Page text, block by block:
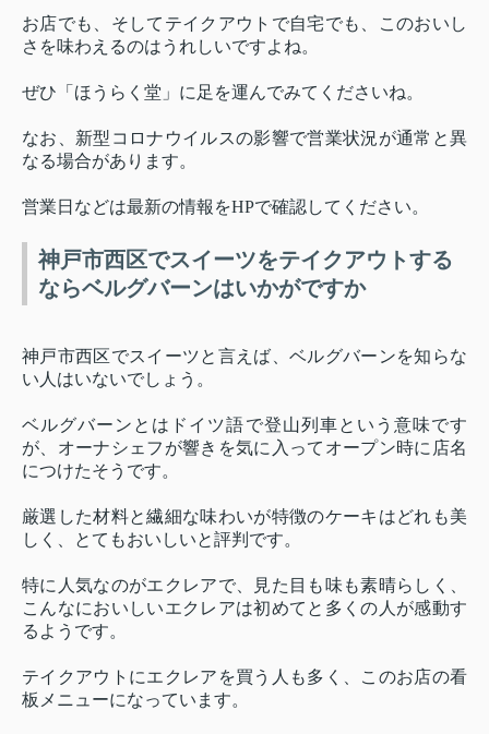
お店でも、そしてテイクアウトで自宅でも、このおいし
さを味わえるのはうれしいですよね。
ぜひ「ほうらく堂」に足を運んでみてくださいね。
なお、新型コロナウイルスの影響で営業状況が通常と異
なる場合があります。
営業日などは最新の情報をHPで確認してください。
神戸市西区でスイーツをテイクアウトする
ならベルグバーンはいかがですか
神戸市西区でスイーツと言えば、ベルグバーンを知らな
い人はいないでしょう。
ベルグバーンとはドイツ語で登山列車という意味です
が、オーナシェフが響きを気に入ってオープン時に店名
につけたそうです。
厳選した材料と繊細な味わいが特徴のケーキはどれも美
しく、とてもおいしいと評判です。
特に人気なのがエクレアで、見た目も味も素晴らしく、
こんなにおいしいエクレアは初めてと多くの人が感動す
るようです。
テイクアウトにエクレアを買う人も多く、このお店の看
板メニューになっています。